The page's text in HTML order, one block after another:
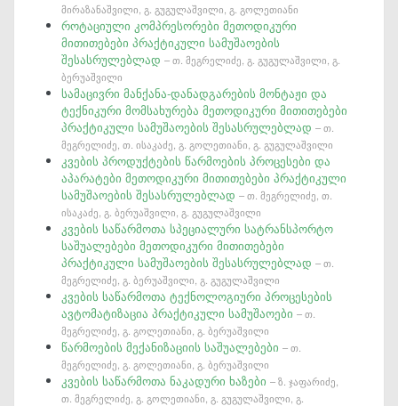
მირაზანაშვილი, გ. გუგულაშვილი, გ. გოლეთიანი
როტაციული კომპრესორები მეთოდიკური
მითითებები პრაქტიკული სამუშაოების
შესასრულებლად– თ. მეგრელიძე, გ. გუგულაშვილი, გ.
ბერუაშვილი
სამაცივრი მანქანა-დანადგარების მონტაჟი და
ტექნიკური მომსახურება მეთოდიკური მითითებები
პრაქტიკული სამუშაოების შესასრულებლად– თ.
მეგრელიძე, თ. ისაკაძე, გ. გოლეთიანი, გ. გუგულაშვილი
კვების პროდუქტების წარმოების პროცესები და
აპარატები მეთოდიკური მითითებები პრაქტიკული
სამუშაოების შესასრულებლად– თ. მეგრელიძე, თ.
ისაკაძე, გ. ბერუაშვილი, გ. გუგულაშვილი
კვების საწარმოთა სპეციალური სატრანსპორტო
საშუალებები მეთოდიკური მითითებები
პრაქტიკული სამუშაოების შესასრულებლად– თ.
მეგრელიძე, გ. ბერუაშვილი, გ. გუგულაშვილი
კვების საწარმოთა ტექნოლოგიური პროცესების
ავტომატიზაცია პრაქტიკული სამუშაოები– თ.
მეგრელიძე, გ. გოლეთიანი, გ. ბერუაშვილი
წარმოების მექანიზაციის საშუალებები– თ.
მეგრელიძე, გ. გოლეთიანი, გ. ბერუაშვილი
კვების საწარმოთა ნაკადური ხაზები– ზ. ჯაფარიძე,
თ. მეგრელიძე, გ. გოლეთიანი, გ. გუგულაშვილი, გ.